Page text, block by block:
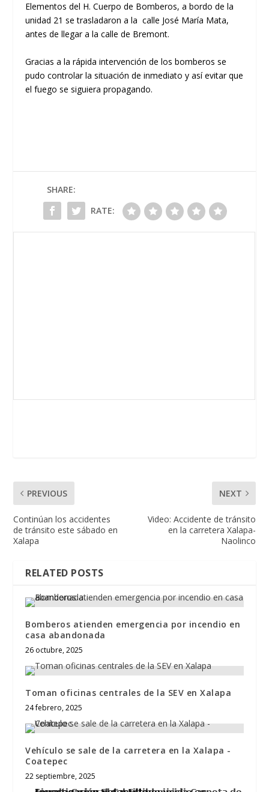
Elementos del H. Cuerpo de Bomberos, a bordo de la
unidad 21 se trasladaron a la calle José María Mata,
antes de llegar a la calle de Bremont.
Gracias a la rápida intervención de los bomberos se
pudo controlar la situación de inmediato y así evitar que
el fuego se siguiera propagando.
SHARE:
RATE:
PREVIOUS
Continúan los accidentes
de tránsito este sábado en
Xalapa
NEXT
Video: Accidente de tránsito
en la carretera Xalapa-
Naolinco
RELATED POSTS
Bomberos atienden emergencia por incendio en
casa abandonada
26 octubre, 2025
Toman oficinas centrales de la SEV en Xalapa
24 febrero, 2025
Vehículo se sale de la carretera en la Xalapa -
Coatepec
22 septiembre, 2025